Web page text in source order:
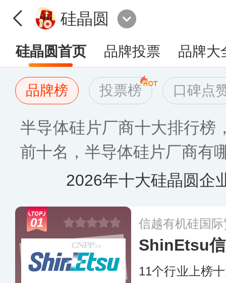
硅晶圆
硅晶圆首页 品牌投票 品牌大
品牌榜 投票榜 口碑点
半导体硅片厂商十大排行榜
前十名，半导体硅片厂商有
2026年十大硅晶圆企
01 信越有机硅国
ShinEtsu
11个行业上榜